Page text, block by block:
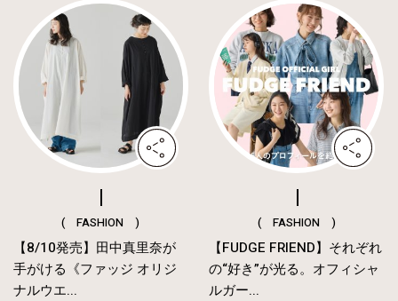
( FASHION )
【8/10発売】田中真里奈が
手がける《ファッジ オリジ
ナルウエ...
( FASHION )
【FUDGE FRIEND】それぞれ
の“好き”が光る。オフィシャ
ルガー...